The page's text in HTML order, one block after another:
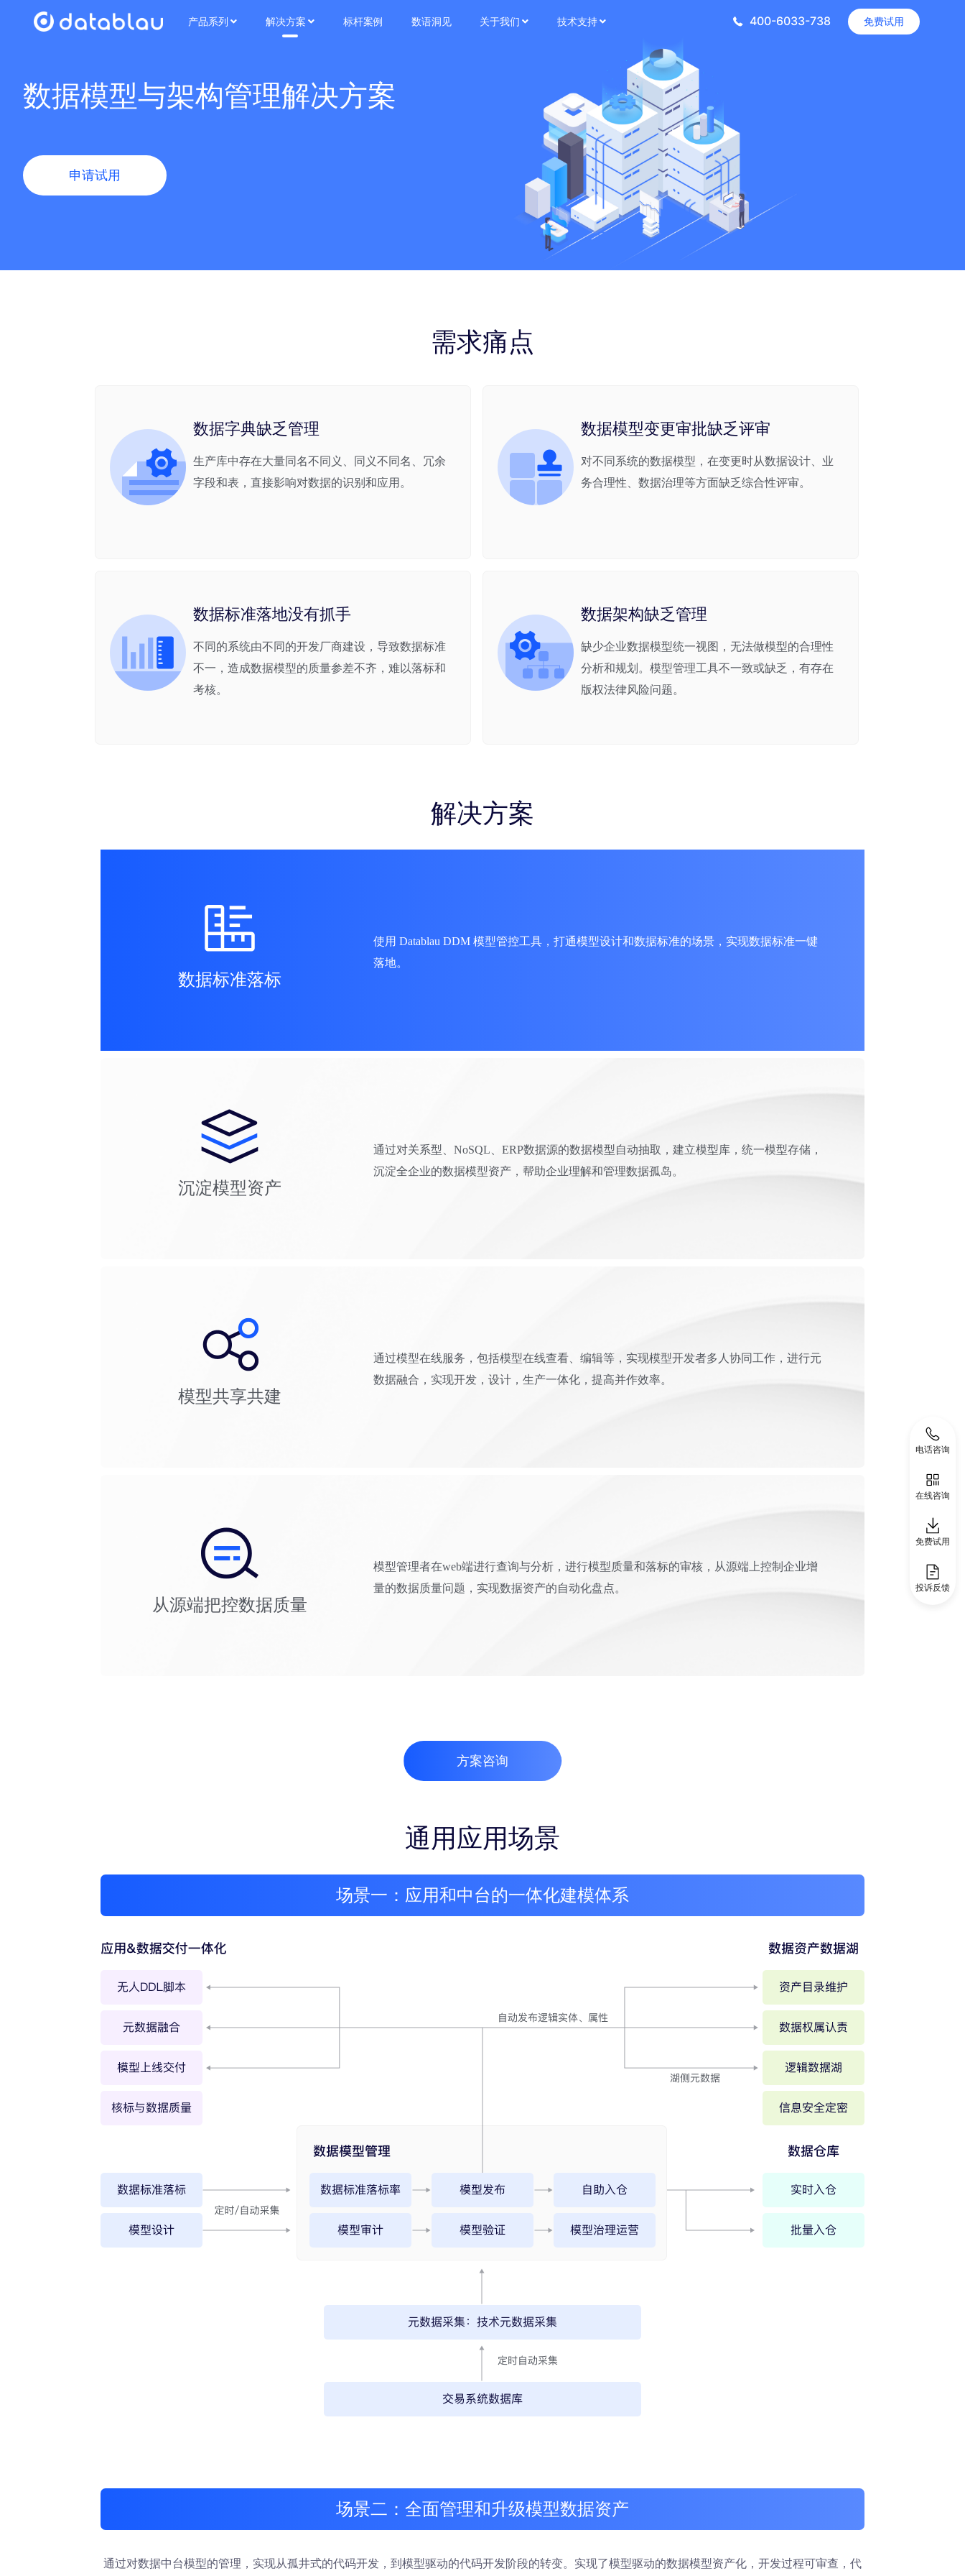
产品系列 解决方案 标杆案例 数语洞见 关于我们 技术支持 400-6033-738 免费试用
数据模型与架构管理解决方案
申请试用
需求痛点
数据字典缺乏管理
生产库中存在大量同名不同义、同义不同名、冗余
字段和表，直接影响对数据的识别和应用。
数据模型变更审批缺乏评审
对不同系统的数据模型，在变更时从数据设计、业
务合理性、数据治理等方面缺乏综合性评审。
数据标准落地没有抓手
不同的系统由不同的开发厂商建设，导致数据标准
不一，造成数据模型的质量参差不齐，难以落标和
考核。
数据架构缺乏管理
缺少企业数据模型统一视图，无法做模型的合理性
分析和规划。模型管理工具不一致或缺乏，有存在
版权法律风险问题。
解决方案
数据标准落标
使用 Datablau DDM 模型管控工具，打通模型设计和数据标准的场景，实现数据标准一键
落地。
沉淀模型资产
通过对关系型、NoSQL、ERP数据源的数据模型自动抽取，建立模型库，统一模型存储，
沉淀全企业的数据模型资产，帮助企业理解和管理数据孤岛。
模型共享共建
通过模型在线服务，包括模型在线查看、编辑等，实现模型开发者多人协同工作，进行元
数据融合，实现开发，设计，生产一体化，提高并作效率。
从源端把控数据质量
模型管理者在web端进行查询与分析，进行模型质量和落标的审核，从源端上控制企业增
量的数据质量问题，实现数据资产的自动化盘点。
方案咨询
通用应用场景
场景一：应用和中台的一体化建模体系
场景二：全面管理和升级模型数据资产
通过对数据中台模型的管理，实现从孤井式的代码开发，到模型驱动的代码开发阶段的转变。实现了模型驱动的数据模型资产化，开发过程可审查，代
电话咨询
在线咨询
免费试用
投诉反馈